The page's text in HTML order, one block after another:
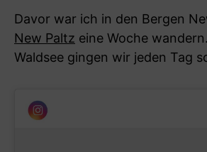
Davor war ich in den Bergen
New Paltz eine Woche
Waldsee gingen wir jeden Tag